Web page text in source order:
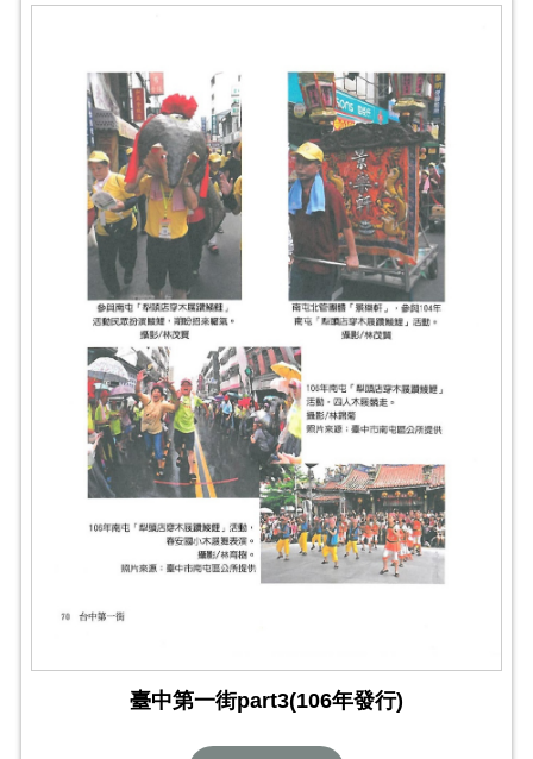
臺中第一街part3(106年發行)